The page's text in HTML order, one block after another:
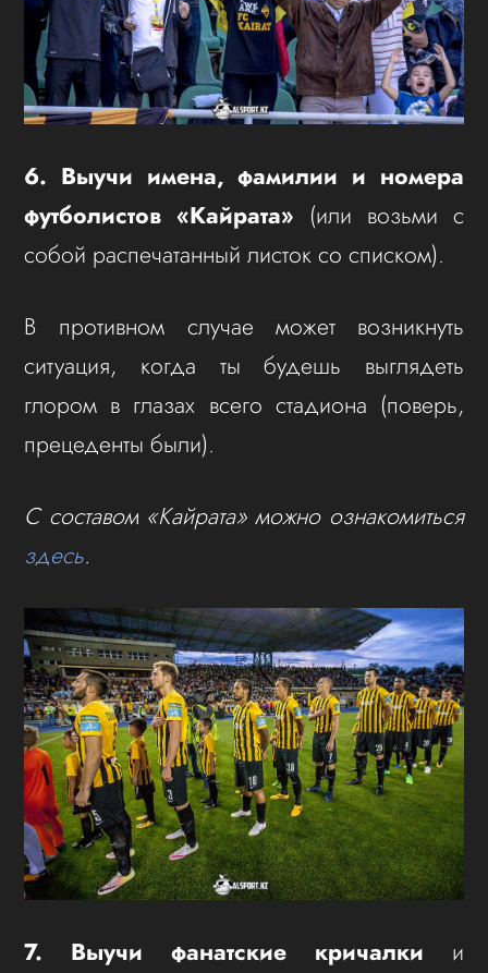
6. Выучи имена, фамилии и номера
футболистов «Кайрата» (или возьми с
собой распечатанный листок со списком).
В противном случае может возникнуть
ситуация, когда ты будешь выглядеть
глором в глазах всего стадиона (поверь,
прецеденты были).
С составом «Кайрата» можно ознакомиться
здесь.
7. Выучи фанатские кричалки и